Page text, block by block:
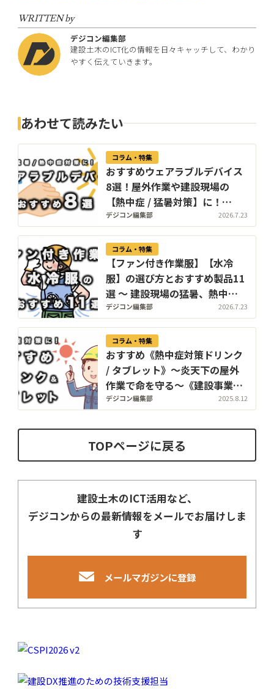
WRITTEN by
デジコン編集部
建設土木のICT化の情報を日々キャッチして、わかり
やすく伝えていきます。
あわせて読みたい
コラム・特集
おすすめウェアラブルデバイス
8選！屋外作業や建設現場の
【熱中症 / 猛暑対策】に！
《2026年版》
デジコン編集部 2026.7.23
コラム・特集
【ファン付き作業服】【水冷
服】の選び方とおすすめ製品11
選 〜 建設現場の猛暑、熱中症
対策 〜 【2026年】
デジコン編集部 2026.7.23
コラム・特集
おすすめ《熱中症対策ドリンク
/ タブレット》〜炎天下の屋外
作業で命を守る〜《建設事業者
必見》
デジコン編集部 2025.8.12
TOPページに戻る
建設土木のICT活用など、
デジコンからの最新情報をメールでお届けしま
す
メールマガジンに登録